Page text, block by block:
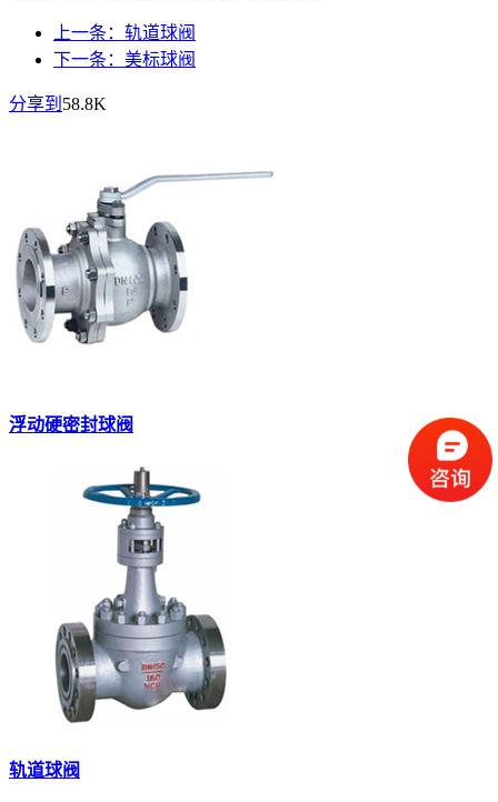
上一条：轨道球阀
下一条：美标球阀
分享到 58.8K
浮动硬密封球阀
轨道球阀